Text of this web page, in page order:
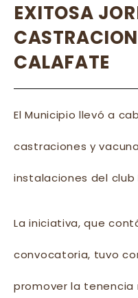
EXITOSA
CALAFATE
El Municipio llevó a
castraciones y
instalaciones del club
La iniciativa, que
convocatoria, tuvo
promover la